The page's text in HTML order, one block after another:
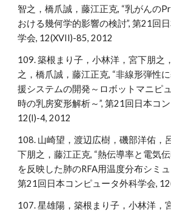
智之，橋爪誠，藤江正克, “乳がんの
おける幾何学的影響の検討”, 第21回
学会, 12(XVII)-85, 2012
109. 築根まり子，小林洋，宮下朋之
之，橋爪誠，藤江正克, “非線形弾性
援システムの開発～ロボットマニピ
時の乳房変形解析～”, 第21回日本コ
12(I)-4, 2012
108. 山崎望，渡辺広樹，磯部洋佑，
下朋之，藤江正克, “熱伝導率と電気
を反映した肺のRFA用温度分布シミ
第21回日本コンピュータ外科学会,
107. 星雄陽，築根まり子，小林洋，